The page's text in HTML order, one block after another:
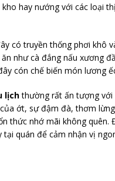
hay nướng với các loại
có truyền thống phơi khô
như cà đắng nấu xương
cón chế biến món lương
lịchthường rất ấn tượng với
ớt, sự đậm đà, thơm
thức nhớ mãi không quên.
tại quán để cảm nhận vị